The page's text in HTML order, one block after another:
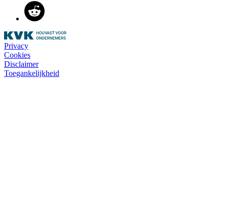
Reddit
Privacy
Cookies
Disclaimer
Toegankelijkheid